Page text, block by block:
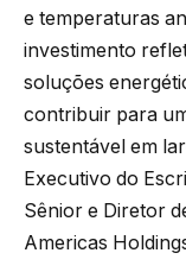
e temperaturas
investimento
soluções
contribuir para
sustentável em
Executivo do
Sênior e Diretor
Americas